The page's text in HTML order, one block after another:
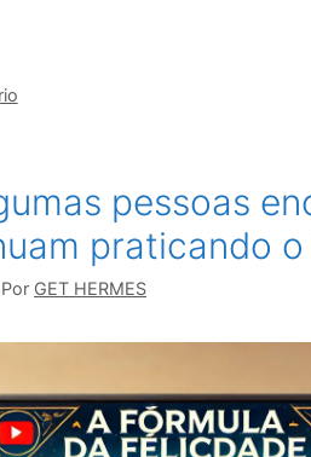
pessoas
praticando o
Por GET HERMES